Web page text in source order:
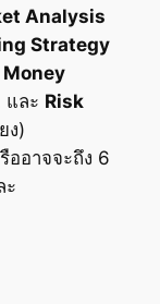
Analysis
Strategy
Money
และ Risk
ง)
ออาจจะถึง 6
ะ